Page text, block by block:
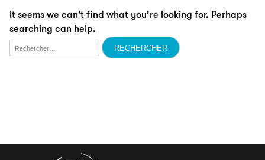
It seems we can’t find what you’re looking for. Perhaps
searching can help.
Rechercher :